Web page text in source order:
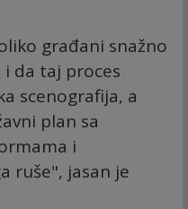
građani snažno
da taj proces
scenografija, a
plan sa
i
ruše", jasan je